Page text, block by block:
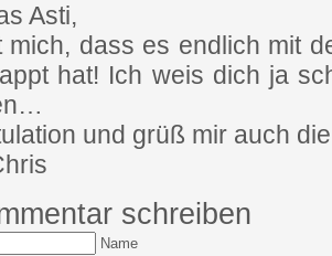
Asti,
mich, dass es endlich mit
hat! Ich weis dich ja
und grüß mir auch
schreiben
Name